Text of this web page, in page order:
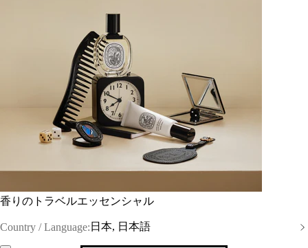
香りのトラベルエッセンシャル
Country / Language: 日本, 日本語